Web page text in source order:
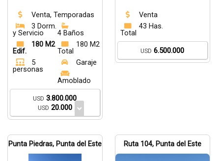
Venta, Temporadas
3 Dorm.
y Servicio
4 Baños
180 M2
Edif.
180 M2
Total
5
personas
Garaje
Amoblado
USD 3.800.000
USD 20.000
Venta
43 Has.
Total
USD 6.500.000
Punta Piedras, Punta del Este Ruta 104, Punta del Este